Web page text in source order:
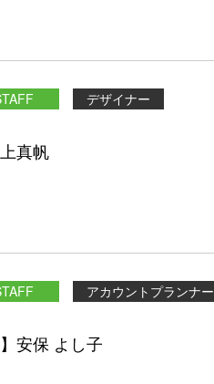
デザイナー
真帆
アカウントプランナー
安保 よし子